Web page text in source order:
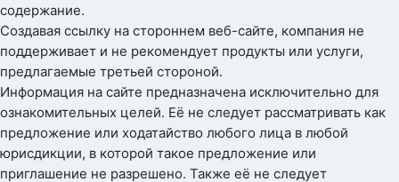
содержание.
Создавая ссылку на стороннем веб-сайте, компания не
поддерживает и не рекомендует продукты или услуги,
предлагаемые третьей стороной.
Информация на сайте предназначена исключительно для
ознакомительных целей. Её не следует рассматривать как
предложение или ходатайство любого лица в любой
юрисдикции, в которой такое предложение или
приглашение не разрешено. Также её не следует